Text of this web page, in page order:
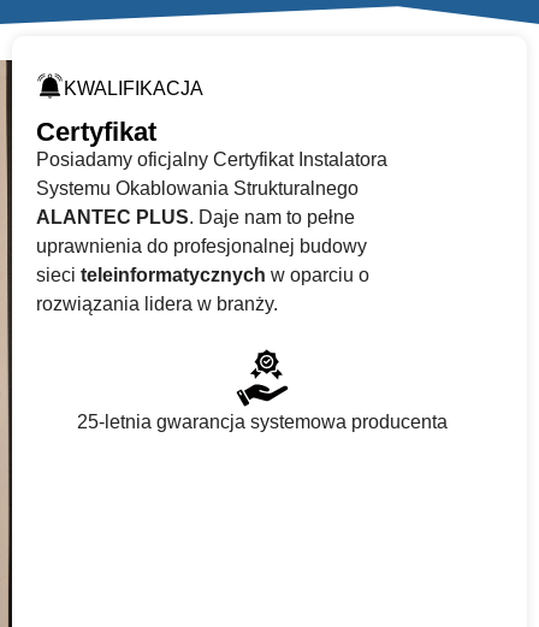
KWALIFIKACJA
Certyfikat
Posiadamy oficjalny Certyfikat Instalatora
Systemu Okablowania Strukturalnego
ALANTEC PLUS. Daje nam to pełne
uprawnienia do profesjonalnej budowy
sieci teleinformatycznych w oparciu o
rozwiązania lidera w branży.
25-letnia gwarancja systemowa producenta